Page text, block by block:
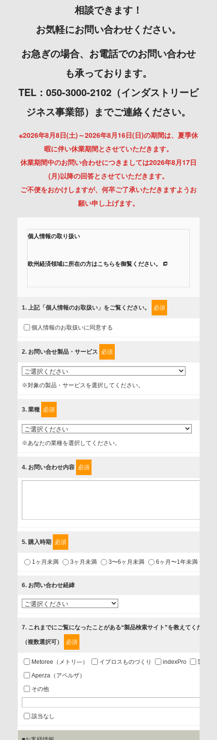
相談できます！
お気軽にお問い合わせください。
お急ぎの場合、お電話でのお問い合わせ
も承っております。
TEL：050-3000-2102（インダストリービ
ジネス事業部）までご連絡ください。
※2026年8月8日(土)～2026年8月16日(日)の期間は、夏季休
暇に伴い休業期間とさせていただきます。
休業期間中のお問い合わせにつきましては2026年8月17日
(月)以降の回答とさせていただきます。
ご不便をおかけしますが、何卒ご了承いただきますようお
願い申し上げます。
個人情報の取り扱い
欧州経済領域に所在の方はこちらを御覧ください。
組みを行っています。
に取扱い、これらで定める範囲内で、サービスの提供やご案
内等のために利用させていただいております。
情報を提供されるお客様（本人）に対して、情報の収集目
的、管理者、提供の有無、情報提供の任意性や権利について
確認し、当社への情報提供がお客様の懸念にならないよう
上げます。
事業者名
個人情報保護責任者
1.当社が取り扱う商品・サービスに関するご案内
2.当社が開催（主催・共催・協賛）するセミナーなど、各種イ
3.お客様の業務内容、及び興味、関心に応じた情報の提供
4.お客様満足度調査等のアンケートの依頼
第三者提供の有無
あり
a.個人情報の提供・利用目的
当該企業/団体のサービス等のご案内及び当該企業/団体からの
情報を提供するため
1. 上記「個人情報のお取扱い」をご覧ください。 必須
個人情報のお取扱いに同意する
2. お問い合せ製品・サービス 必須
※対象の製品・サービスを選択してください。
3. 業種 必須
※あなたの業種を選択してください。
4. お問い合わせ内容 必須
5. 購入時期 必須
1ヶ月未満 3ヶ月未満 3〜6ヶ月未満 6ヶ月〜1年未満
6. お問い合わせ経緯
7. これまでにご覧になったことがある“製品検索サイト”を教えてください
（複数選択可） 必須
Metoree（メトリ—） イプロスものづくり indexPro
製品ナ
Aperza（アペルザ）
その他
該当なし